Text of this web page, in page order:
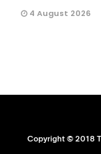
4 August 2026
Copyright © 2018